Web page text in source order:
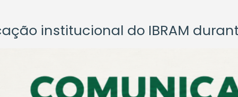
institucional do IBRAM